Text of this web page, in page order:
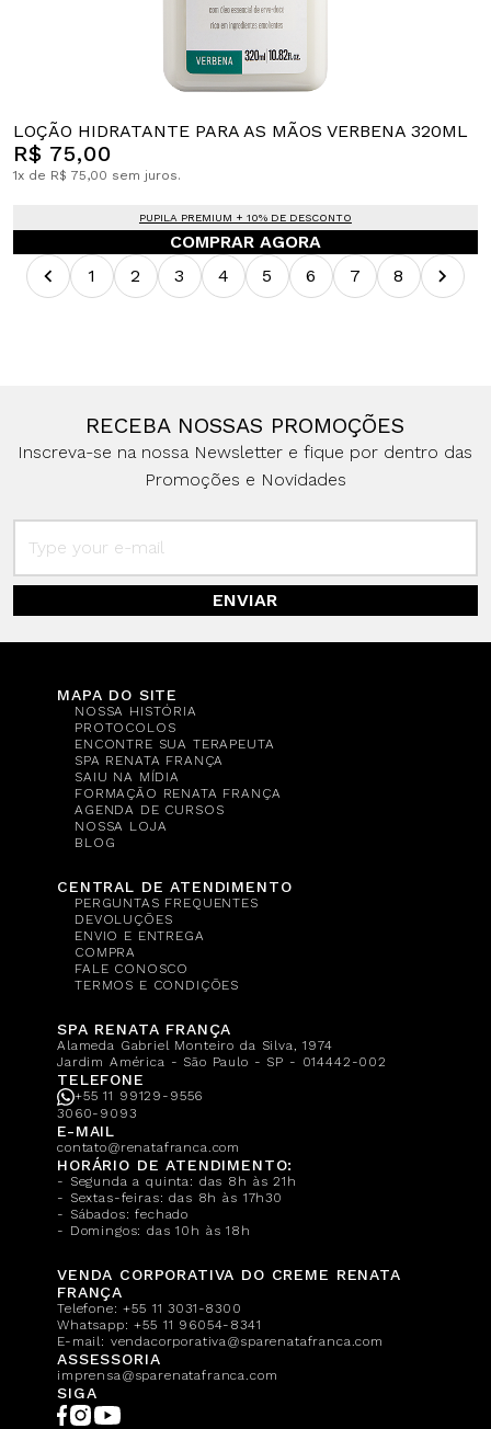
LOÇÃO HIDRATANTE PARA AS MÃOS VERBENA 320ML
R$ 75,00
1x de R$ 75,00 sem juros.
PUPILA PREMIUM + 10% DE DESCONTO
COMPRAR AGORA
1
2 3 4 5 6 7 8
RECEBA NOSSAS PROMOÇÕES
Inscreva-se na nossa Newsletter e fique por dentro das
Promoções e Novidades
ENVIAR
MAPA DO SITE
NOSSA HISTÓRIA
PROTOCOLOS
ENCONTRE SUA TERAPEUTA
SPA RENATA FRANÇA
SAIU NA MÍDIA
FORMAÇÃO RENATA FRANÇA
AGENDA DE CURSOS
NOSSA LOJA
BLOG
CENTRAL DE ATENDIMENTO
PERGUNTAS FREQUENTES
DEVOLUÇÕES
ENVIO E ENTREGA
COMPRA
FALE CONOSCO
TERMOS E CONDIÇÕES
SPA RENATA FRANÇA
Alameda Gabriel Monteiro da Silva, 1974
Jardim América - São Paulo - SP - 014442-002
TELEFONE
+55 11 99129-9556
3060-9093
E-MAIL
contato@renatafranca.com
HORÁRIO DE ATENDIMENTO:
- Segunda a quinta: das 8h às 21h
- Sextas-feiras: das 8h às 17h30
- Sábados: fechado
- Domingos: das 10h às 18h
VENDA CORPORATIVA DO CREME RENATA
FRANÇA
Telefone:+55 11 3031-8300
Whatsapp:+55 11 96054-8341
E-mail: vendacorporativa@sparenatafranca.com
ASSESSORIA
imprensa@sparenatafranca.com
SIGA